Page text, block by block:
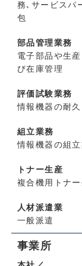
務､サービスパ
包
部品管理業務
電子部品や生
び在庫管理
評価試験業務
情報機器の耐
組立業務
情報機器の組立
トナー生産
複合機用トナ
人材派遣業
一般派遣
事業所